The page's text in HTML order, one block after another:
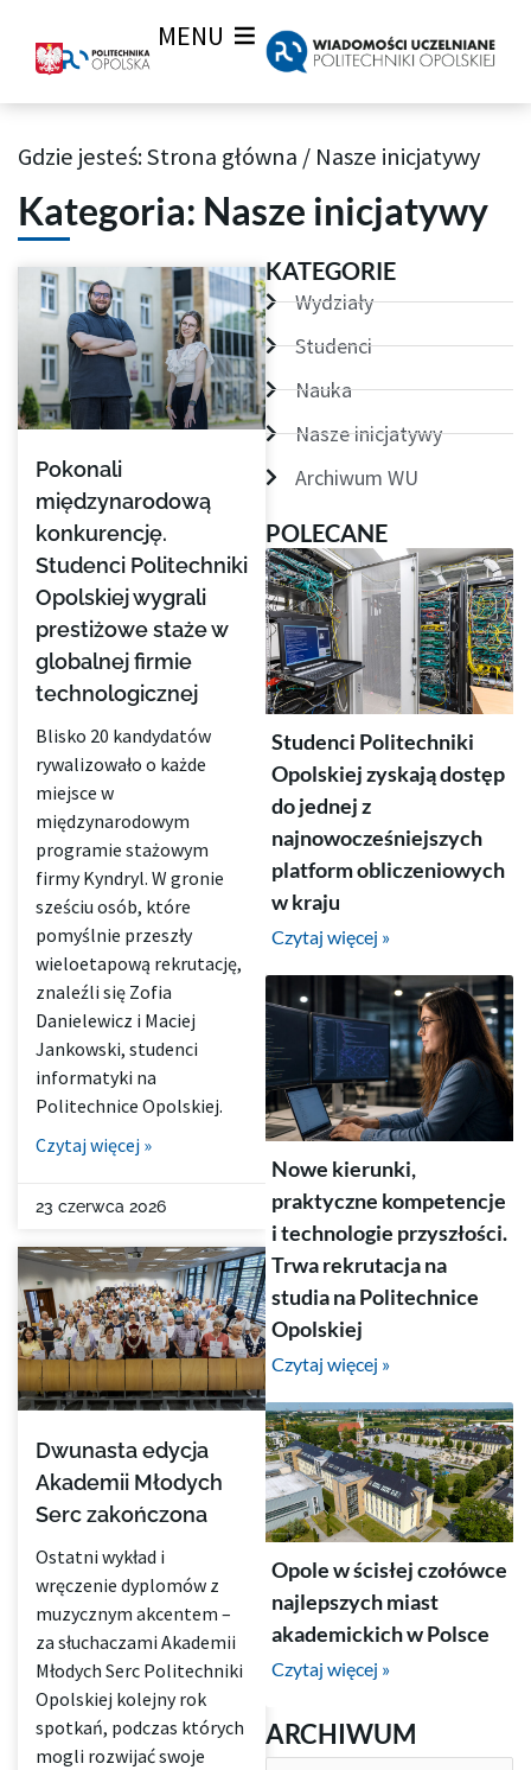
MENU
Archiwum aktualności Wiadomości Uczelnianych
Gdzie jesteś:Strona główna / Nasze inicjatywy
Kategoria: Nasze inicjatywy
Pokonali
międzynarodową
konkurencję.
Studenci Politechniki
Opolskiej wygrali
prestiżowe staże w
globalnej firmie
technologicznej
Blisko 20 kandydatów
rywalizowało o każde
miejsce w
międzynarodowym
programie stażowym
firmy Kyndryl. W gronie
sześciu osób, które
pomyślnie przeszły
wieloetapową rekrutację,
znaleźli się Zofia
Danielewicz i Maciej
Jankowski, studenci
informatyki na
Politechnice Opolskiej.
Czytaj więcej »
23 czerwca 2026
Dwunasta edycja
Akademii Młodych
Serc zakończona
Ostatni wykład i
wręczenie dyplomów z
muzycznym akcentem –
za słuchaczami Akademii
Młodych Serc Politechniki
Opolskiej kolejny rok
spotkań, podczas których
mogli rozwijać swoje
StronaStronaStrona
Strona KATEGORIE
Wydziały
Studenci
Nauka
Nasze inicjatywy
Archiwum WU
POLECANE
Studenci Politechniki
Opolskiej zyskają dostęp
do jednej z
najnowocześniejszych
platform obliczeniowych
w kraju
Czytaj więcej »
Nowe kierunki,
praktyczne kompetencje
i technologie przyszłości.
Trwa rekrutacja na
studia na Politechnice
Opolskiej
Czytaj więcej »
Opole w ścisłej czołówce
najlepszych miast
akademickich w Polsce
Czytaj więcej »
ARCHIWUM
ARCHIWUM